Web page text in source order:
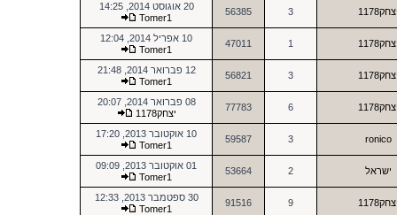
3
56385
20 אוגוסט 2014, 14:25
Tomer1
1
47011
10 אפריל 2014, 12:04
Tomer1
3
56821
12 פברואר 2014, 21:48
Tomer1
6
77783
08 פברואר 2014, 20:07
יצחק1178
ronico
3
59587
10 אוקטובר 2013, 17:20
Tomer1
ישראל 2
53664
01 אוקטובר 2013, 09:09
Tomer1
9
91516
30 ספטמבר 2013, 12:33
Tomer1